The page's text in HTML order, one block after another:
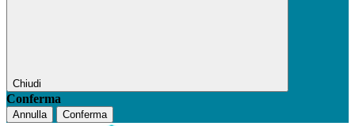
Chiudi
Conferma
Annulla Conferma